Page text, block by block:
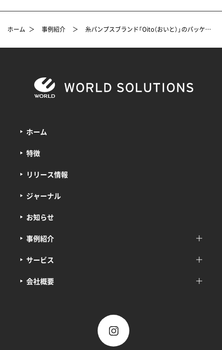
ホーム ＞ 事例紹介 ＞ 糸パンプスブランド「Oito（おいと）」のパッケージデザイン事例
ホーム
特徴
サービス
事例紹介
会社概要
リリース情報
ジャーナル
お知らせ